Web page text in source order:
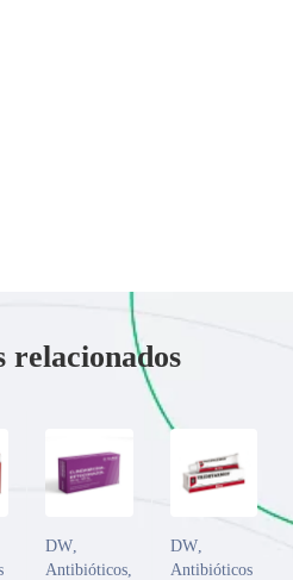
relacionados
DW
Antibióticos
DW,
Antibióticos